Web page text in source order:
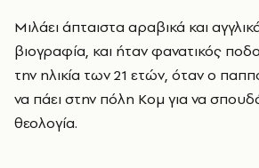
Μιλάει άπταιστα αραβικά και
βιογραφία, και ήταν φανατικός
την ηλικία των 21 ετών, όταν ο
να πάει στην πόλη Κομ για να
θεολογία.